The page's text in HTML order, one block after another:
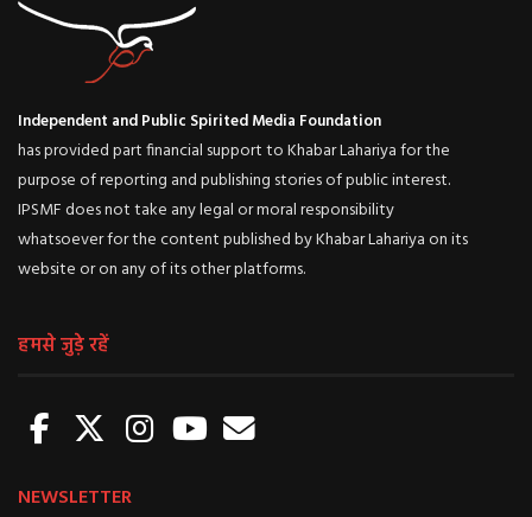
Independent and Public Spirited Media Foundation
has provided part financial support to Khabar Lahariya for the
purpose of reporting and publishing stories of public interest.
IPSMF does not take any legal or moral responsibility
whatsoever for the content published by Khabar Lahariya on its
website or on any of its other platforms.
हमसे जुड़े रहें
NEWSLETTER